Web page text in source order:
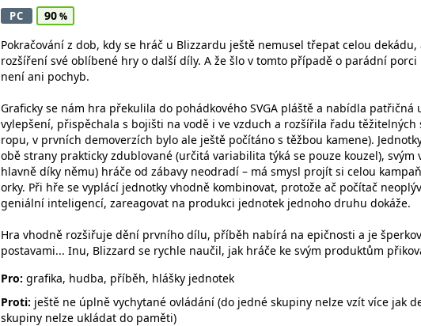
PC
90
Pokračování z dob, kdy se hráč u Blizzardu ještě nemusel třepat celou dekádu,
rozšíření své oblíbené hry o další díly. A že šlo v tomto případě o parádní porci
není ani pochyb.
Graficky se nám hra překulila do pohádkového SVGA pláště a nabídla patřičná
vylepšení, přispěchala s bojišti na vodě i ve vzduch a rozšířila řadu těžitelných
ropu, v prvních demoverzích bylo ale ještě počítáno s těžbou kamene).
obě strany prakticky zdublované (určitá variabilita týká se pouze kouzel), svým
hlavně díky němu) hráče od zábavy neodradí – má smysl projít si celou
orky. Při hře se vyplácí jednotky vhodně kombinovat, protože ač počítač
geniální inteligencí, zareagovat na produkci jednotek jednoho druhu dokáže.
Hra vhodně rozšiřuje dění prvního dílu, příběh nabírá na epičnosti a je
postavami... Inu, Blizzard se rychle naučil, jak hráče ke svým produktům
Pro: grafika, hudba, příběh, hlášky jednotek
Proti: ještě ne úplně vychytané ovládání (do jedné skupiny nelze vzít více jak
skupiny nelze ukládat do paměti)